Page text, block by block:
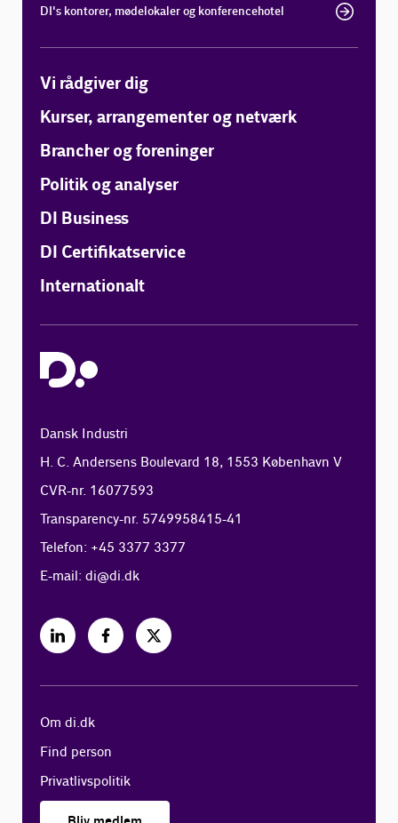
DI's kontorer, mødelokaler og konferencehotel
Vi rådgiver dig
Kurser, arrangementer og netværk
Brancher og foreninger
Politik og analyser
DI Business
DI Certifikatservice
Internationalt
Dansk Industri
H. C. Andersens Boulevard 18, 1553 København V
CVR-nr. 16077593
Transparency-nr. 5749958415-41
Telefon: +45 3377 3377
E-mail:di@di.dk
Om di.dk
Find person
Privatlivspolitik